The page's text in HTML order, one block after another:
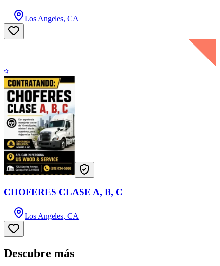
Los Angeles, CA
CHOFERES CLASE A, B, C
Los Angeles, CA
Descubre más